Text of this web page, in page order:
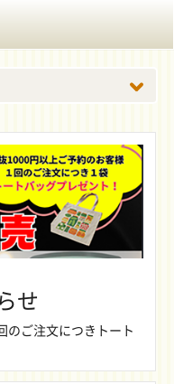
せ
のご注文につきトート